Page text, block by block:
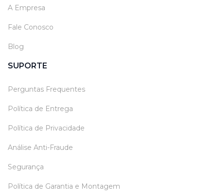
A Empresa
Fale Conosco
Blog
SUPORTE
Perguntas Frequentes
Política de Entrega
Política de Privacidade
Análise Anti-Fraude
Segurança
Política de Garantia e Montagem